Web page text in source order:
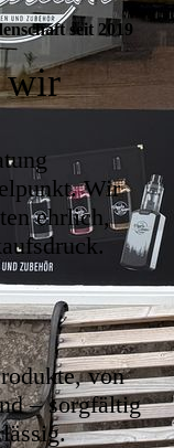
seit 2019
wir
Wir
ehrlich,
von
– sorgfältig